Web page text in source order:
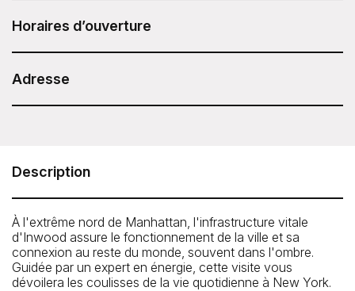
vous sur votre compte pour réserver votre billet.
Horaires d’ouverture
Durée : 2,5 heures
Adresse
The group meets on the sidewalk at the exit of the
Dyckman St. 1 Train station (There is only one exit.)
How To Get There: By Subway: 1 to Dyckman Street
Description
À l'extrême nord de Manhattan, l'infrastructure vitale
d'Inwood assure le fonctionnement de la ville et sa
connexion au reste du monde, souvent dans l'ombre.
Guidée par un expert en énergie, cette visite vous
dévoilera les coulisses de la vie quotidienne à New York.